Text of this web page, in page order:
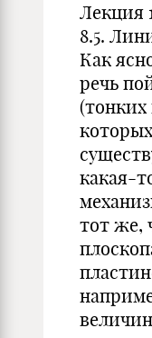
Лекция
8.5.
Как
речь
(тонких
какая-
тот же,